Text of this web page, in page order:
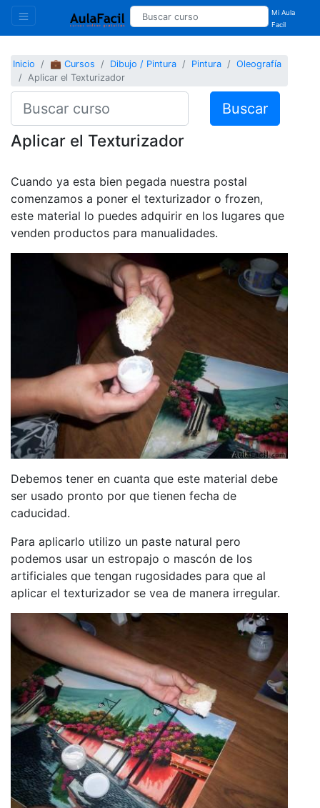
Mi Aula
Facil
Inicio 💼 Cursos Dibujo / Pintura Pintura
Oleografía
Aplicar el Texturizador
Buscar
Aplicar el Texturizador
Cuando ya esta bien pegada nuestra postal
comenzamos a poner el texturizador o frozen,
este material lo puedes adquirir en los lugares que
venden productos para manualidades.
Debemos tener en cuanta que este material debe
ser usado pronto por que tienen fecha de
caducidad.
Para aplicarlo utilizo un paste natural pero
podemos usar un estropajo o mascón de los
artificiales que tengan rugosidades para que al
aplicar el texturizador se vea de manera irregular.